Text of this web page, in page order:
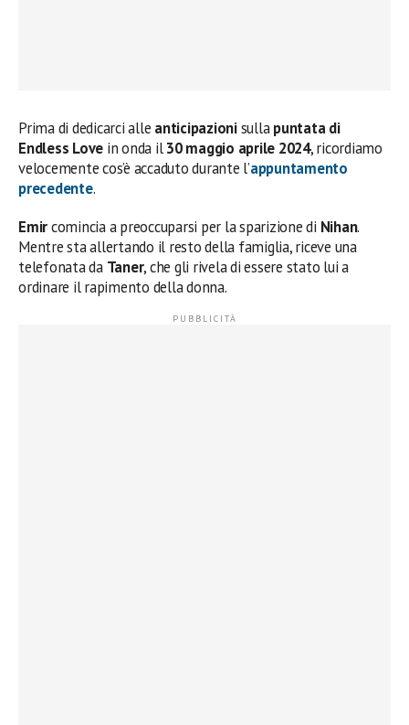
Prima di dedicarci alle anticipazionisullapuntata di
Endless Love in onda il30 maggio aprile 2024, ricordiamo
velocemente cos’è accaduto durante l’appuntamento
precedente.
Emircomincia a preoccuparsi per la sparizione di Nihan.
Mentre sta allertando il resto della famiglia, riceve una
telefonata da Taner, che gli rivela di essere stato lui a
ordinare il rapimento della donna.